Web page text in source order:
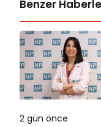
Benzer
2 gün önce